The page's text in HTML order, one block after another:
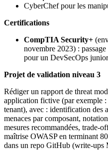
CyberChef pour les
Certifications
CompTIA Security+
novembre 2023) :
pour un DevSecOps
Projet de validation niveau 3
Rédiger un rapport de threat
application fictive (par exemple
tenant), avec : identification des
menaces par composant,
mesures recommandées, trade-
maîtrise OWASP en terminant
dans un repo GitHub (write-ups